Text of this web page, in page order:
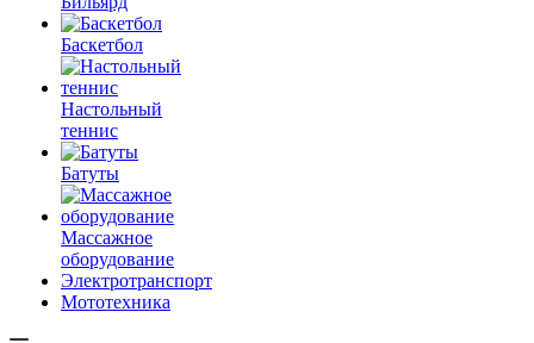
Баскетбол
Настольный
теннис
Батуты
Массажное
оборудование
Электротранспорт
Мототехника